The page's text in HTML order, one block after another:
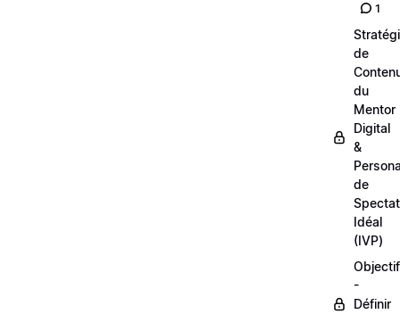
1
de
du
Mentor
Digital
&
de
Idéal
(IVP)
Objectif
-
Définir